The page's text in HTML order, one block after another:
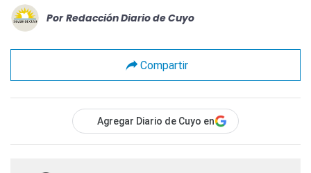
Por Redacción Diario de Cuyo
Compartir
Agregar Diario de Cuyo en